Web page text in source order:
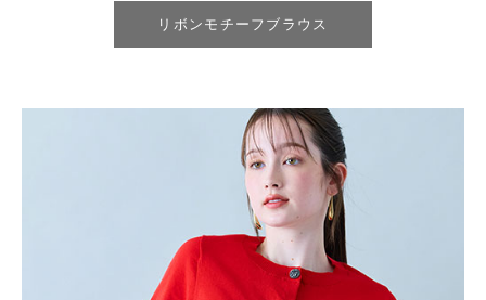
リボンモチーフブラウス